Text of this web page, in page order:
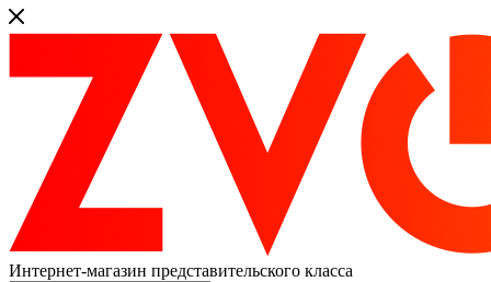
Интернет-магазин представительского класса